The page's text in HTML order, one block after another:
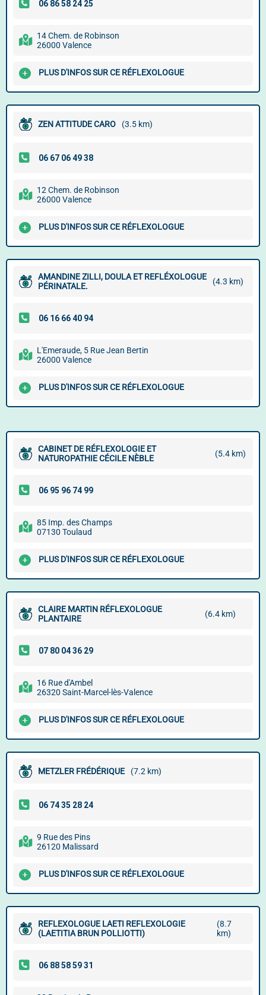
14 Chem. de Robinson
26000 Valence
PLUS D'INFOS SUR CE RÉFLEXOLOGUE
ZEN ATTITUDE CARO (3.5 km)
12 Chem. de Robinson
26000 Valence
PLUS D'INFOS SUR CE RÉFLEXOLOGUE
AMANDINE ZILLI, DOULA ET REFLÉXOLOGUE
PÉRINATALE.
(4.3 km)
L'Emeraude, 5 Rue Jean Bertin
26000 Valence
PLUS D'INFOS SUR CE RÉFLEXOLOGUE
CABINET DE RÉFLEXOLOGIE ET
NATUROPATHIE CÉCILE NÈBLE
(5.4 km)
85 Imp. des Champs
07130 Toulaud
PLUS D'INFOS SUR CE RÉFLEXOLOGUE
CLAIRE MARTIN RÉFLEXOLOGUE
PLANTAIRE
(6.4 km)
16 Rue d'Ambel
26320 Saint-Marcel-lès-Valence
PLUS D'INFOS SUR CE RÉFLEXOLOGUE
METZLER FRÉDÉRIQUE (7.2 km)
9 Rue des Pins
26120 Malissard
PLUS D'INFOS SUR CE RÉFLEXOLOGUE
REFLEXOLOGUE LAETI REFLEXOLOGIE
(LAETITIA BRUN POLLIOTTI)
(8.7
km)